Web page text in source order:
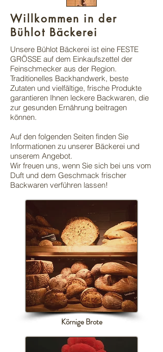
Willkommen in der
Bühlot Bäckerei
Unsere Bühlot Bäckerei ist eine FESTE
GRÖSSE auf dem Einkaufszettel der
Feinschmecker aus der Region.
Traditionelles Backhandwerk, beste
Zutaten und vielfältige, frische Produkte
garantieren Ihnen leckere Backwaren, die
zur gesunden Ernährung beitragen
können.
Auf den folgenden Seiten finden Sie
Informationen zu unserer Bäckerei und
unserem Angebot.
Wir freuen uns, wenn Sie sich bei uns vom
Duft und dem Geschmack frischer
Backwaren verführen lassen!
Körnige Brote